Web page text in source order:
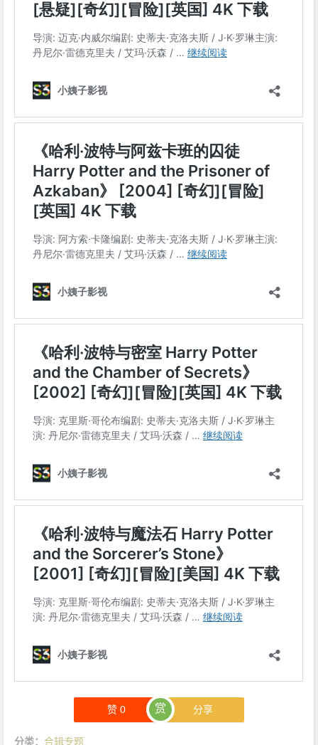
赞0 赏 分享
分类： 合辑专题